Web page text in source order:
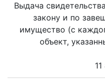
Выдача
закону и по
имущество (с
объект,